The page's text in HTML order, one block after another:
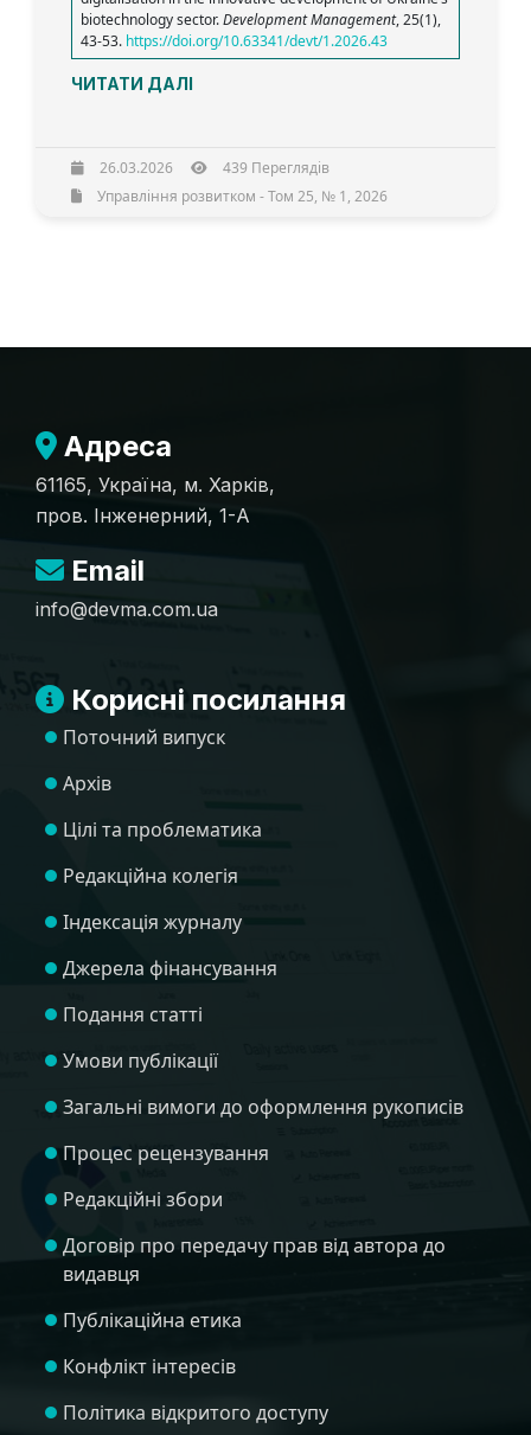
biotechnology sector.Development Management, 25(1),
43-53. https://doi.org/10.63341/devt/1.2026.43
ЧИТАТИ ДАЛІ
26.03.2026
439 Переглядів
Управління розвитком - Том 25, № 1, 2026
Адреса
61165, Україна, м. Харків,
пров. Інженерний, 1-А
Email
info@devma.com.ua
Корисні посилання
Поточний випуск
Архів
Цілі та проблематика
Редакційна колегія
Індексація журналу
Джерела фінансування
Подання статті
Умови публікації
Загальні вимоги до оформлення рукописів
Процес рецензування
Редакційні збори
Договір про передачу прав від автора до
видавця
Публікаційна етика
Конфлікт інтересів
Політика відкритого доступу